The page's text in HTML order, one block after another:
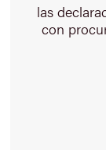
las
con